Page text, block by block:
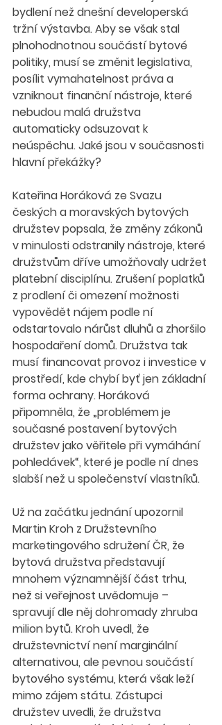
bydlení než dnešní developerská
tržní výstavba. Aby se však stal
plnohodnotnou součástí bytové
politiky, musí se změnit legislativa,
posílit vymahatelnost práva a
vzniknout finanční nástroje, které
nebudou malá družstva
automaticky odsuzovat k
neúspěchu. Jaké jsou v současnosti
hlavní překážky?
Kateřina Horáková ze Svazu
českých a moravských bytových
družstev popsala, že změny zákonů
v minulosti odstranily nástroje, které
družstvům dříve umožňovaly udržet
platební disciplínu. Zrušení poplatků
z prodlení či omezení možnosti
vypovědět nájem podle ní
odstartovalo nárůst dluhů a zhoršilo
hospodaření domů. Družstva tak
musí financovat provoz i investice v
prostředí, kde chybí byť jen základní
forma ochrany. Horáková
připomněla, že „problémem je
současné postavení bytových
družstev jako věřitele při vymáhání
pohledávek“, které je podle ní dnes
slabší než u společenství vlastníků.
Už na začátku jednání upozornil
Martin Kroh z Družstevního
marketingového sdružení ČR, že
bytová družstva představují
mnohem významnější část trhu,
než si veřejnost uvědomuje –
spravují dle něj dohromady zhruba
milion bytů. Kroh uvedl, že
družstevnictví není marginální
alternativou, ale pevnou součástí
bytového systému, která však leží
mimo zájem státu. Zástupci
družstev uvedli, že družstva